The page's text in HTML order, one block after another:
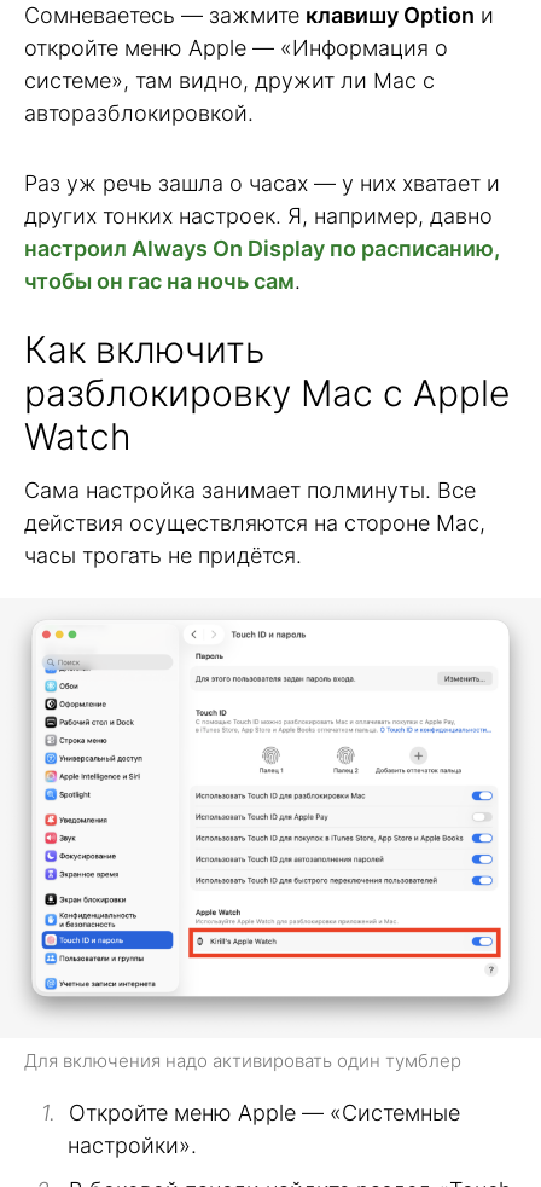
Сомневаетесь — зажмите клавишу Option и
откройте меню Apple — «Информация о
системе», там видно, дружит ли Mac с
авторазблокировкой.
Раз уж речь зашла о часах — у них хватает и
других тонких настроек. Я, например, давно
настроил Always On Display по расписанию,
чтобы он гас на ночь сам.
Как включить
разблокировку Mac с Apple
Watch
Сама настройка занимает полминуты. Все
действия осуществляются на стороне Mac,
часы трогать не придётся.
Для включения надо активировать один тумблер
Откройте меню Apple — «Системные
настройки».